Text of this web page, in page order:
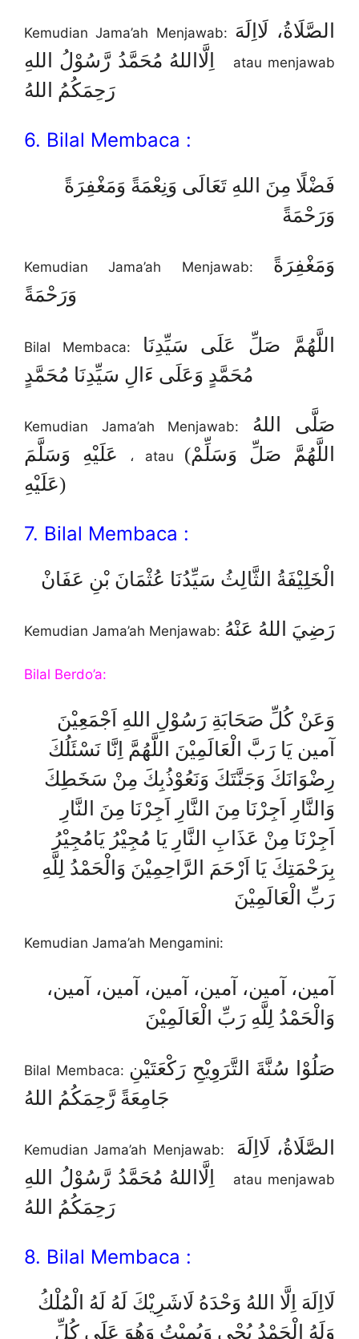
Kemudian Jama’ah Menjawab: الصَّلَاةُ، لَااِلَهَ
atau menjawab
رَحِمَكُمُ اللهُ
6. Bilal Membaca :
فَضْلًا مِنَ اللهِ تَعَالَى وَنِعْمَةً وَمَغْفِرَةً
وَرَحْمَةً
Kemudian Jama’ah Menjawab: وَمَغْفِرَةً
وَرَحْمَةً
Bilal Membaca:
اللَّهُمَّ صَلِّ عَلَى سَيِّدِنَا
مُحَمَّدٍ وَعَلَى ءَالِ سَيِّدِنَا مُحَمَّدٍ
Kemudian Jama’ah Menjawab: صَلَّى اللهُ
، atau (اللَّهُمَّ صَلِّ وَسَلِّمْ
عَلَيْهِ)
7. Bilal Membaca :
الْخَلِيْفَةُ الثَّالِثُ سَيِّدُنَا عُثْمَانَ بْنِ عَفَانْ
Kemudian Jama’ah Menjawab: رَضِيَ اللهُ عَنْهُ
Bilal Berdo’a:
وَعَنْ كُلِّ صَحَابَةِ رَسُوْلِ اللهِ اَجْمَعِيْنَ
آمين يَا رَبَّ الْعَالَمِيْنَ اللَّهُمَّ اِنَّا نَسْئَلُكَ
رِضْوَانَكَ وَجَنَّتَكَ وَنَعُوْذُبِكَ مِنْ سَخَطِكَ
وَالنَّارِ اَجِرْنَا مِنَ النَّارِ اَجِرْنَا مِنَ النَّارِ
اَجِرْنَا مِنْ عَذَابِ النَّارِ يَا مُجِيْرُ يَامُجِيْرُ
بِرَحْمَتِكَ يَا اَرْحَمَ الرَّاحِمِيْنَ وَالْحَمْدُ لِلَّهِ
رَبِّ الْعَالَمِيْنَ
Kemudian Jama’ah Mengamini:
آمين، آمين، آمين، آمين، آمين، آمين،
وَالْحَمْدُ لِلَّهِ رَبِّ الْعَالَمِيْنَ
Bilal Membaca: صَلُوْا سُنَّةَ التَّرَوِيْحِ رَكْعَتَيْنِ
جَامِعَةً رَّحِمَكُمُ اللهُ
Kemudian Jama’ah Menjawab: الصَّلَاةُ، لَااِلَهَ
atau menjawab
رَحِمَكُمُ اللهُ
8. Bilal Membaca :
لَااِلَهَ اِلَّا اللهُ وَحْدَهُ لَاشَرِيْكَ لَهُ لَهُ الْمُلْكُ
وَلَهُ الْحَمْدُ يُحْيِ وَيُمِيْتُ وَهُوَ عَلَى كُلِّ